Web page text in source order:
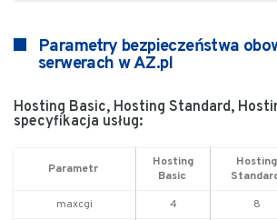
Parametry bezpieczeństwa
serwerach w AZ.pl
Hosting Basic, Hosting Standard,
specyfikacja usług:
Parametr
Hosting
Basic
Hosting
maxcgi
4 8